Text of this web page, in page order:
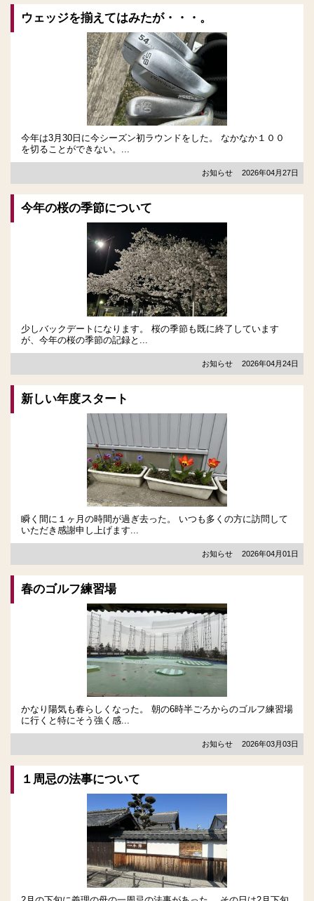
ウェッジを揃えてはみたが・・・。
今年は3月30日に今シーズン初ラウンドをした。 なかなか１００
を切ることができない。...
お知らせ 2026年04月27日
今年の桜の季節について
少しバックデートになります。 桜の季節も既に終了しています
が、今年の桜の季節の記録と...
お知らせ 2026年04月24日
新しい年度スタート
瞬く間に１ヶ月の時間が過ぎ去った。 いつも多くの方に訪問して
いただき感謝申し上げます...
お知らせ 2026年04月01日
春のゴルフ練習場
かなり陽気も春らしくなった。 朝の6時半ごろからのゴルフ練習場
に行くと特にそう強く感...
お知らせ 2026年03月03日
１周忌の法事について